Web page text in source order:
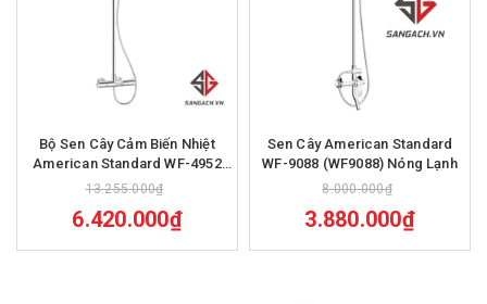
Bộ Sen Cây Cảm Biến Nhiệt
American Standard WF-4952
(WF4952) EasySET
13.255.000₫
6.420.000₫
Sen Cây American Standard
WF-9088 (WF9088) Nóng Lạnh
8.000.000₫
3.880.000₫